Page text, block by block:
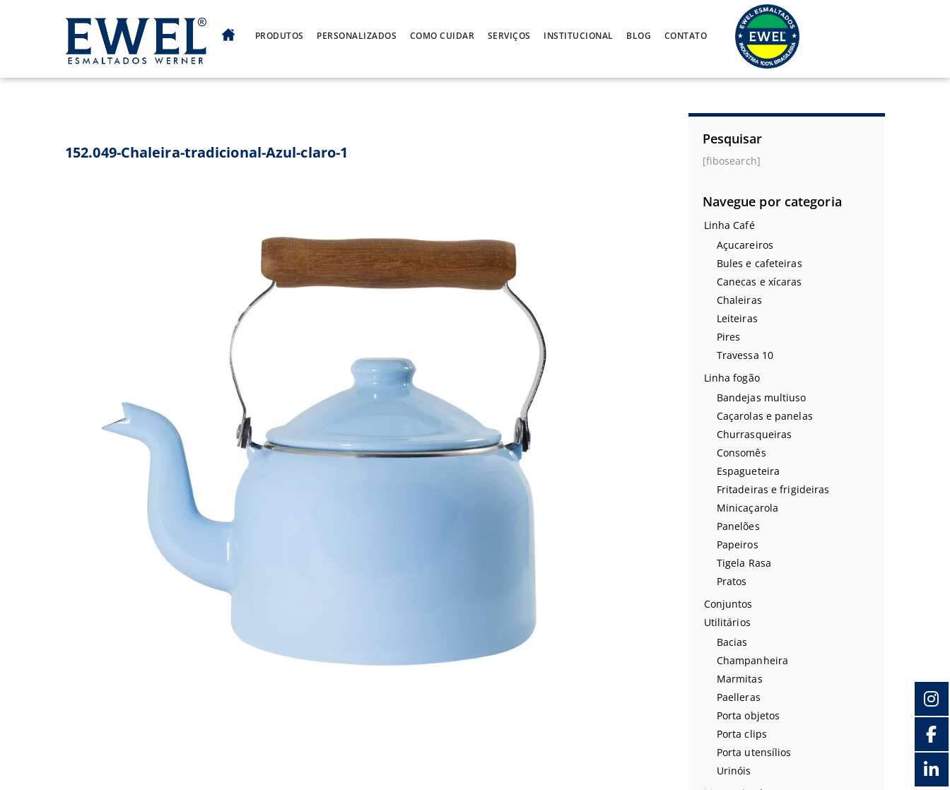
PRODUTOS PERSONALIZADOS COMO CUIDAR SERVIÇOS INSTITUCIONAL BLOG CONTATO
152.049-Chaleira-tradicional-Azul-claro-1
Pesquisar
[fibosearch]
Navegue por categoria
Linha Café
Açucareiros
Bules e cafeteiras
Canecas e xícaras
Chaleiras
Leiteiras
Pires
Travessa 10
Linha fogão
Bandejas multiuso
Caçarolas e panelas
Churrasqueiras
Consomês
Espagueteira
Fritadeiras e frigideiras
Minicaçarola
Panelões
Papeiros
Tigela Rasa
Pratos
Conjuntos
Utilitários
Bacias
Champanheira
Marmitas
Paelleras
Porta objetos
Porta clips
Porta utensílios
Urinóis